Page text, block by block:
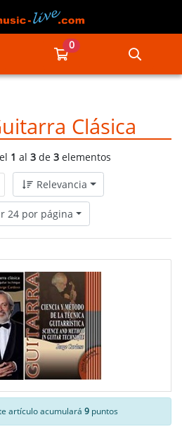
Ir a mi compra
0
Clásica
1 al 3de 3elementos
Relevancia
24 por página
artículo acumulará 9puntos